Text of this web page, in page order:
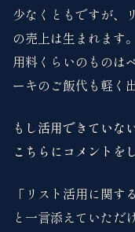
少なくともですが、
の売上は生まれます
用料くらいのものは
ーキのご飯代も軽く
もし活用できていな
こちらにコメントを
「リスト活用に関す
と一言添えていただ